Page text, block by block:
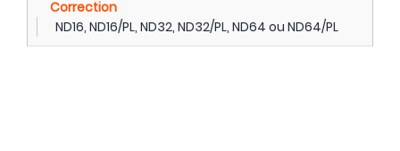
Correction
ND16, ND16/PL, ND32, ND32/PL, ND64 ou ND64/PL